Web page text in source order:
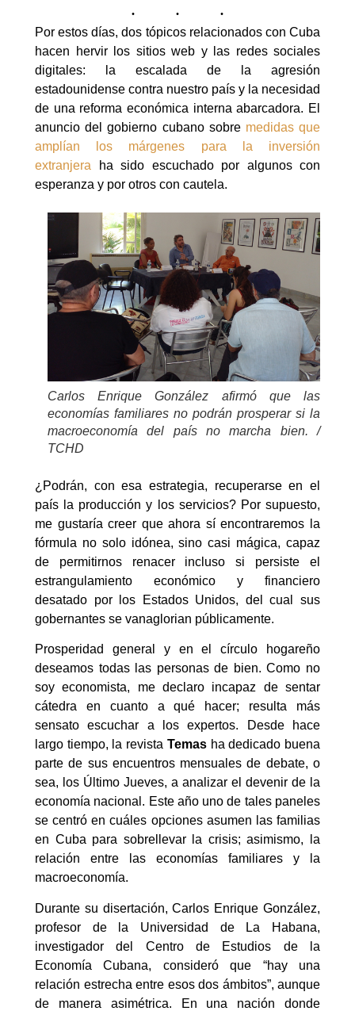
Por estos días, dos tópicos relacionados con Cuba
hacen hervir los sitios web y las redes sociales
digitales: la escalada de la agresión
estadounidense contra nuestro país y la necesidad
de una reforma económica interna abarcadora. El
anuncio del gobierno cubano sobre medidas que
amplían los márgenes para la inversión
extranjera ha sido escuchado por algunos con
esperanza y por otros con cautela.
Carlos Enrique González afirmó que las
economías familiares no podrán prosperar si la
macroeconomía del país no marcha bien. /
TCHD
¿Podrán, con esa estrategia, recuperarse en el
país la producción y los servicios? Por supuesto,
me gustaría creer que ahora sí encontraremos la
fórmula no solo idónea, sino casi mágica, capaz
de permitirnos renacer incluso si persiste el
estrangulamiento económico y financiero
desatado por los Estados Unidos, del cual sus
gobernantes se vanaglorian públicamente.
Prosperidad general y en el círculo hogareño
deseamos todas las personas de bien. Como no
soy economista, me declaro incapaz de sentar
cátedra en cuanto a qué hacer; resulta más
sensato escuchar a los expertos. Desde hace
largo tiempo, la revista Temasha dedicado buena
parte de sus encuentros mensuales de debate, o
sea, los Último Jueves, a analizar el devenir de la
economía nacional. Este año uno de tales paneles
se centró en cuáles opciones asumen las familias
en Cuba para sobrellevar la crisis; asimismo, la
relación entre las economías familiares y la
macroeconomía.
Durante su disertación, Carlos Enrique González,
profesor de la Universidad de La Habana,
investigador del Centro de Estudios de la
Economía Cubana, consideró que “hay una
relación estrecha entre esos dos ámbitos”, aunque
de manera asimétrica. En una nación donde